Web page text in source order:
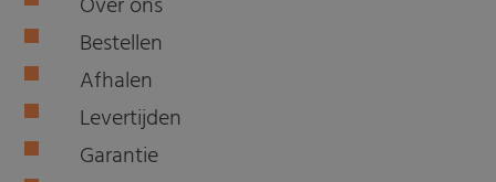
Bestellen
Afhalen
Levertijden
Garantie